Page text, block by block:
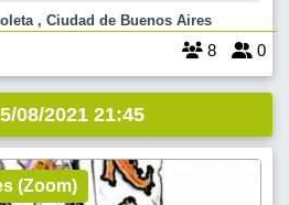
que podamos llevar todos los juegos de
Recoleta , Ciudad de Buenos Aires
8 0
08/2021 21:45
(Zoom)